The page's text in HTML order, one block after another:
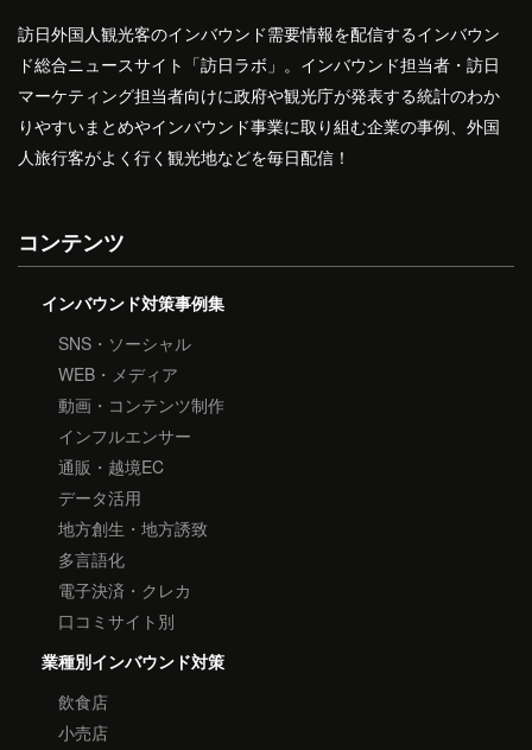
訪日外国人観光客のインバウンド需要情報を配信するインバウン
ド総合ニュースサイト「訪日ラボ」。インバウンド担当者・訪日
マーケティング担当者向けに政府や観光庁が発表する統計のわか
りやすいまとめやインバウンド事業に取り組む企業の事例、外国
人旅行客がよく行く観光地などを毎日配信！
コンテンツ
インバウンド対策事例集
SNS・ソーシャル
WEB・メディア
動画・コンテンツ制作
インフルエンサー
通販・越境EC
データ活用
地方創生・地方誘致
多言語化
電子決済・クレカ
口コミサイト別
業種別インバウンド対策
飲食店
小売店